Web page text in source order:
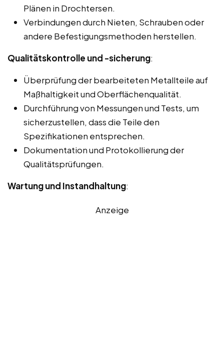
Plänen in Drochtersen.
Verbindungen durch Nieten, Schrauben oder
andere Befestigungsmethoden herstellen.
Qualitätskontrolle und -sicherung:
Überprüfung der bearbeiteten Metallteile auf
Maßhaltigkeit und Oberflächenqualität.
Durchführung von Messungen und Tests, um
sicherzustellen, dass die Teile den
Spezifikationen entsprechen.
Dokumentation und Protokollierung der
Qualitätsprüfungen.
Wartung und Instandhaltung:
Anzeige